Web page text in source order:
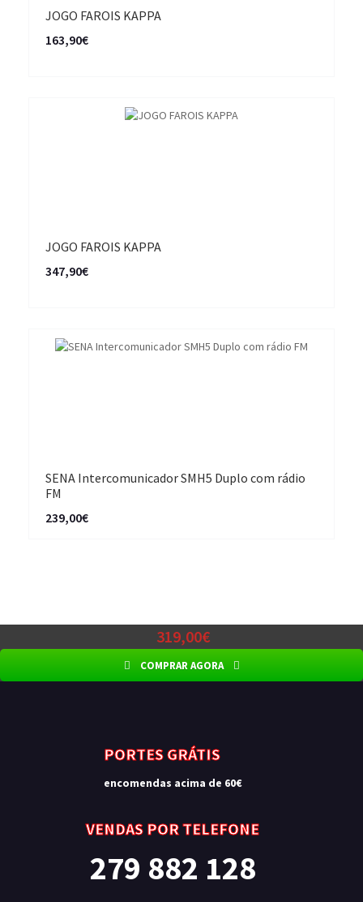
JOGO FAROIS KAPPA
163,90€
JOGO FAROIS KAPPA
347,90€
SENA Intercomunicador SMH5 Duplo com rádio
FM
239,00€
319,00€
COMPRAR AGORA
PORTES GRÁTIS
encomendas acima de 60€
VENDAS POR TELEFONE
279 882 128